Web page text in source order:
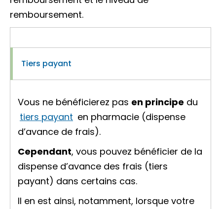
remboursement.
Tiers payant
Vous ne bénéficierez pas en principe du
tiers payant en pharmacie (dispense
d’avance de frais).
Cependant, vous pouvez bénéficier de la
dispense d’avance des frais (tiers
payant) dans certains cas.
Il en est ainsi, notamment, lorsque votre